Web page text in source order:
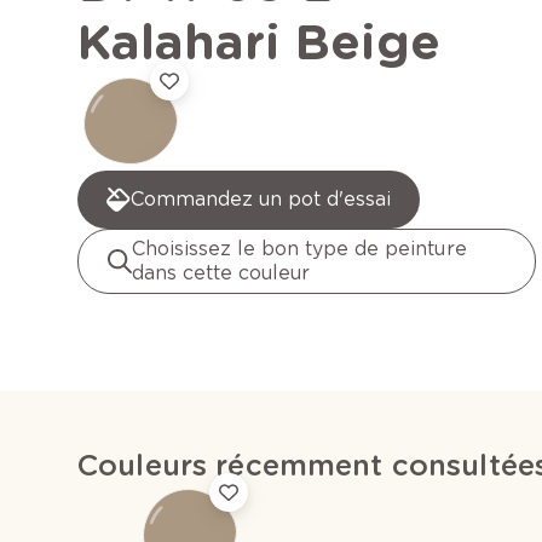
Kalahari Beige
Commandez un pot d'essai
Choisissez le bon type de peinture
dans cette couleur
Couleurs récemment